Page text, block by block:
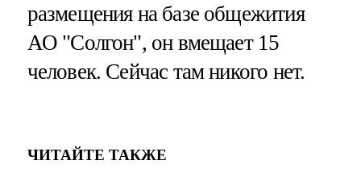
размещения на базе общежития
АО "Солгон", он вмещает 15
человек. Сейчас там никого нет.
ЧИТАЙТЕ ТАКЖЕ